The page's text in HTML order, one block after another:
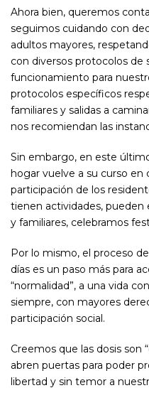
Ahora bien, queremos
seguimos cuidando con
adultos mayores,
con diversos protocolos de
funcionamiento para
protocolos específicos
familiares y salidas a
nos recomiendan las
Sin embargo, en este
hogar vuelve a su curso en
participación de los
tienen actividades, pueden
y familiares, celebramos
Por lo mismo, el proceso
días es un paso más para
“normalidad”, a una vida
siempre, con mayores
participación social.
Creemos que las dosis son
abren puertas para poder
libertad y sin temor a